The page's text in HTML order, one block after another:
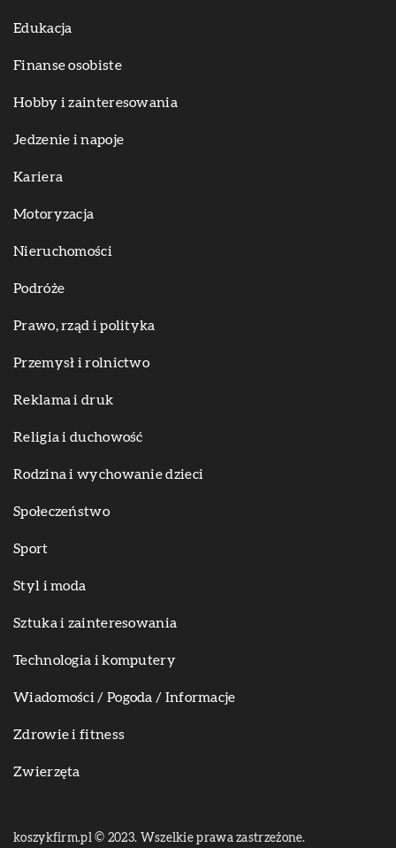
Edukacja
Finanse osobiste
Hobby i zainteresowania
Jedzenie i napoje
Kariera
Motoryzacja
Nieruchomości
Podróże
Prawo, rząd i polityka
Przemysł i rolnictwo
Reklama i druk
Religia i duchowość
Rodzina i wychowanie dzieci
Społeczeństwo
Sport
Styl i moda
Sztuka i zainteresowania
Technologia i komputery
Wiadomości / Pogoda / Informacje
Zdrowie i fitness
Zwierzęta
koszykfirm.pl © 2023. Wszelkie prawa zastrzeżone.